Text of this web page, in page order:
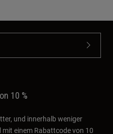
10 %
und innerhalb weniger
mit einem Rabattcode von 10